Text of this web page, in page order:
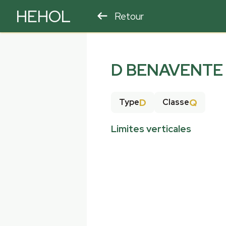
HEHOL Retour
D
TypeD ClasseQ
Limites verticales